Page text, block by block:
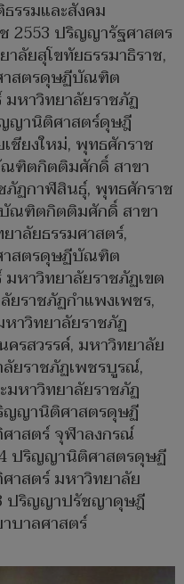
รรมและสังคม
2553 ปริญญารัฐศาสตร
ยสุโขทัยธรรมาธิราช,
าสตรดุษฏีบัณฑิต
หาวิทยาลัยราชภัฏ
ญานิติศาสตร์ดุษฎี
ยงใหม่, พุทธศักราช
ฑิตกิตติมศักดิ์ สาขา
ภัฏกาฬสินธุ์, พุทธศักราช
ณฑิตกิตติมศักดิ์ สาขา
าลัยธรรมศาสตร์,
าสตรดุษฏีบัณฑิต
หาวิทยาลัยราชภัฏเขต
ยราชภัฏกำแพงเพชร,
าวิทยาลัยราชภัฏ
รสวรรค์, มหาวิทยาลัย
ยราชภัฏเพชรบูรณ์,
มหาวิทยาลัยราชภัฏ
ญญานิติศาสตรดุษฏี
าสตร์ จุฬาลงกรณ์
ปริญญานิติศาสตรดุษฏี
สตร์ มหาวิทยาลัย
ปริญญาปรัชญาดุษฎี
บาลศาสตร์